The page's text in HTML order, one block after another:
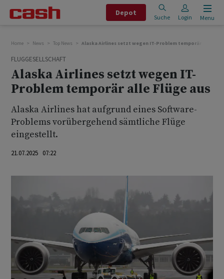
Depot
Suche Login Menu
Home News Top News Alaska Airlines setzt wegen IT-Problem temporär alle
FLUGGESELLSCHAFT
Alaska Airlines setzt wegen IT-
Problem temporär alle Flüge aus
Alaska Airlines hat aufgrund eines Software-
Problems vorübergehend sämtliche Flüge
eingestellt.
21.07.2025 07:22